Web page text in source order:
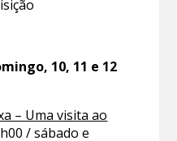
10, 11 e 12
– Uma visita ao
/ sábado e